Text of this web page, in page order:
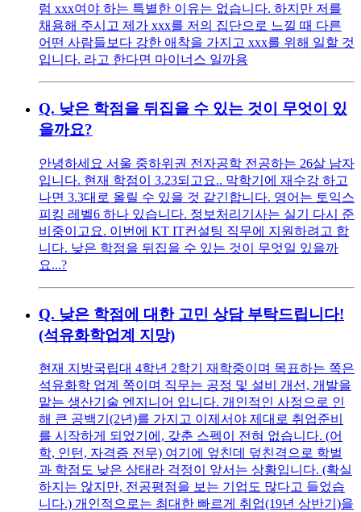
럼 xxx여야 하는 특별한 이유는 없습니다. 하지만 저를
채용해 주시고 제가 xxx를 저의 집단으로 느낄 때 다른
어떤 사람들보다 강한 애착을 가지고 xxx를 위해 일할 것
입니다. 라고 한다면 마이너스 일까용
Q. 낮은 학점을 뒤집을 수 있는 것이 무엇이 있
을까요?
안녕하세요 서울 중하위권 전자공학 전공하는 26살 남자
입니다. 현재 학점이 3.23되고요.. 막학기에 재수강 하고
나면 3.3대로 올릴 수 있을 것 같긴합니다. 영어는 토익스
피킹 레벨6 하나 있습니다. 정보처리기사는 실기 다시 준
비중이고요. 이번에 KT IT컨설팅 직무에 지원하려고 합
니다. 낮은 학점을 뒤집을 수 있는 것이 무엇일 있을까
요...?
Q. 낮은 학점에 대한 고민 상담 부탁드립니다!
(석유화학업계 지망)
현재 지방국립대 4학년 2학기 재학중이며 목표하는 쪽은
석유화학 업계 쪽이며 직무는 공정 및 설비 개선, 개발을
맡는 생산기술 엔지니어 입니다. 개인적인 사정으로 인
해 큰 공백기(2년)를 가지고 이제서야 제대로 취업준비
를 시작하게 되었기에, 갖춘 스펙이 전혀 없습니다. (어
학, 인턴, 자격증 전무) 여기에 엎친데 덮친격으로 학벌
과 학점도 낮은 상태라 걱정이 앞서는 상황입니다. (확실
하지는 않지만, 전공평점을 보는 기업도 많다고 들었습
니다.) 개인적으로는 최대한 빠르게 취업(19년 상반기)을